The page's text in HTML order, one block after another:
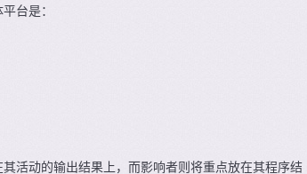
台是：
活动的输出结果上，而影响者则将重点放在其程序结